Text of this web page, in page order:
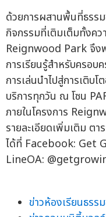
ด้วยการผสานพื้นที่ธรร
กิจกรรมที่เติมเต็มทั้งค
Reignwood Park จึง
การเรียนรู้สำหรับครอบ
การเล่นนำไปสู่การเติบ
บริการทุกวัน ณ โซน
ภายในโครงการ
รายละเอียดเพิ่มเติม ตา
ได้ที่ Facebook: Get
LineOA:
ข่าวห้องเรียนธรร